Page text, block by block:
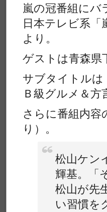
嵐の冠番組にバ
日本テレビ系「
より。
ゲストは青森県
サブタイトルは
Ｂ級グルメ＆
さらに番組内容
り）。
松山ケン
輝基。「
松山が先
い習慣を